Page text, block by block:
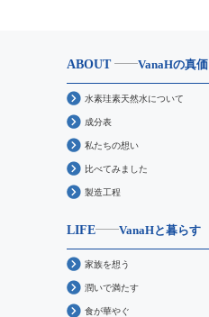
ABOUT VanaHの真価
水素珪素天然水について
成分表
私たちの想い
比べてみました
製造工程
LIFE VanaHと暮らす
家族を想う
潤いで満たす
食が華やぐ